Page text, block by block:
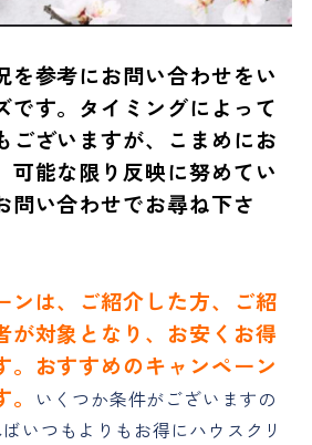
参考にお問い合わせをい
です。タイミングによって
ございますが、こまめにお
可能な限り反映に努めてい
問い合わせでお尋ね下さ
ンは、ご紹介した方、ご紹
が対象となり、お安くお得
。おすすめのキャンペーン
いくつか条件がございますの
いつもよりもお得にハウスクリ